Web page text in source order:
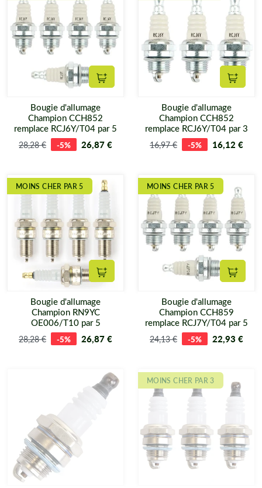
Ajouter au panier
Bougie d'allumage
Champion CCH852
remplace RCJ6Y/T04 par 5
28,28 € -5% 26,87 €
Bougie d'allumage
Champion CCH852
remplace RCJ6Y/T04 par 3
16,97 € -5% 16,12 €
MOINS CHER PAR 5
Ajouter au panier
Bougie d'allumage
Champion RN9YC
OE006/T10 par 5
28,28 € -5% 26,87 €
MOINS CHER PAR 5
Bougie d'allumage
Champion CCH859
remplace RCJ7Y/T04 par 5
24,13 € -5% 22,93 €
MOINS CHER PAR 3